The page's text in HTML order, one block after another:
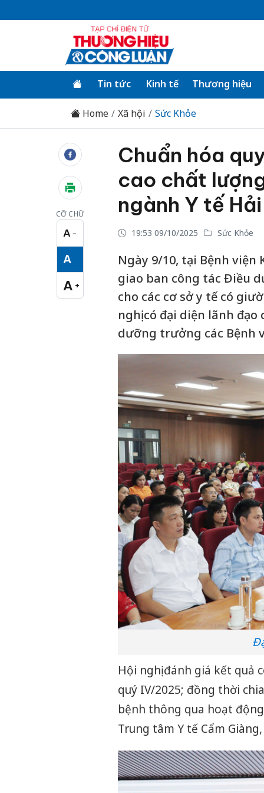
Tin tức Kinh tế Thương hiệu
Home Xã hội Sức Khỏe
CỠ CHỮ
A −
Cỡ chữ nhỏ
A
Cỡ chữ vừa
A +
Cỡ chữ lớn
Chuẩn hóa
cao chất
ngành Y tế
19:53 09/10/2025 Sức Khỏe
Ngày 9/10, tại Bệnh viện
giao ban công tác Điều
cho các cơ sở y tế có
nghị có đại diện lãnh
dưỡng trưởng các Bệnh
Hội nghị đánh giá kết quả
quý IV/2025; đồng thời
bệnh thông qua hoạt
Trung tâm Y tế Cẩm